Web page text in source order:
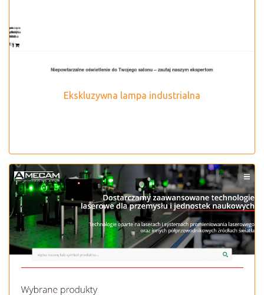
Ekskluzywna lampa industrialna